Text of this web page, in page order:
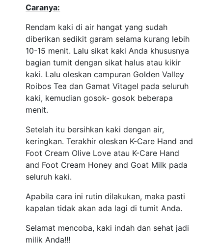
Caranya:
Rendam kaki di air hangat yang sudah
diberikan sedikit garam selama kurang lebih
10-15 menit. Lalu sikat kaki Anda khususnya
bagian tumit dengan sikat halus atau kikir
kaki. Lalu oleskan campuran Golden Valley
Roibos Tea dan Gamat Vitagel pada seluruh
kaki, kemudian gosok- gosok beberapa
menit.
Setelah itu bersihkan kaki dengan air,
keringkan. Terakhir oleskan K-Care Hand and
Foot Cream Olive Love atau K-Care Hand
and Foot Cream Honey and Goat Milk pada
seluruh kaki.
Apabila cara ini rutin dilakukan, maka pasti
kapalan tidak akan ada lagi di tumit Anda.
Selamat mencoba, kaki indah dan sehat jadi
milik Anda!!!